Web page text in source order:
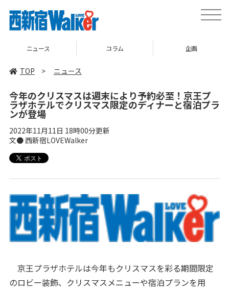
toggle
TOP > ニュース
今年のクリスマスは週末により予約必至！京王プ
ラザホテルでクリスマス限定のディナーと宿泊プラ
ンが登場
2022年11月11日 18時00分更新
文● 西新宿LOVEWalker
京王プラザホテルは今年もクリスマスを彩る期間限定
のロビー装飾、クリスマスメニューや宿泊プランを用